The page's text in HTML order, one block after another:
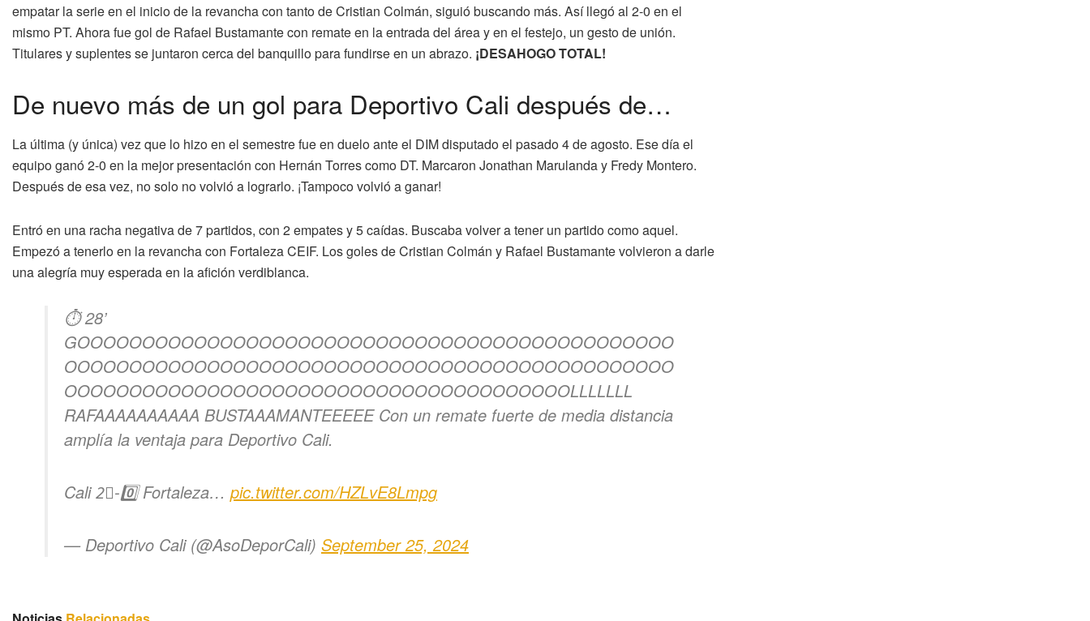
empatar la serie en el inicio de la revancha con tanto de Cristian Colmán, siguió buscando más. Así llegó al 2-0 en el
mismo PT. Ahora fue gol de Rafael Bustamante con remate en la entrada del área y en el festejo, un gesto de unión.
Titulares y suplentes se juntaron cerca del banquillo para fundirse en un abrazo. ¡DESAHOGO TOTAL!
De nuevo más de un gol para Deportivo Cali después de…
La última (y única) vez que lo hizo en el semestre fue en duelo ante el DIM disputado el pasado 4 de agosto. Ese día el
equipo ganó 2-0 en la mejor presentación con Hernán Torres como DT. Marcaron Jonathan Marulanda y Fredy Montero.
Después de esa vez, no solo no volvió a lograrlo. ¡Tampoco volvió a ganar!
Entró en una racha negativa de 7 partidos, con 2 empates y 5 caídas. Buscaba volver a tener un partido como aquel.
Empezó a tenerlo en la revancha con Fortaleza CEIF. Los goles de Cristian Colmán y Rafael Bustamante volvieron a darle
una alegría muy esperada en la afición verdiblanca.
⏱️ 28’
GOOOOOOOOOOOOOOOOOOOOOOOOOOOOOOOOOOOOOOOOOOOOOO
OOOOOOOOOOOOOOOOOOOOOOOOOOOOOOOOOOOOOOOOOOOOOOO
OOOOOOOOOOOOOOOOOOOOOOOOOOOOOOOOOOOOOOOLLLLLLL
RAFAAAAAAAAAA BUSTAAAMANTEEEEE Con un remate fuerte de media distancia
amplía la ventaja para Deportivo Cali.
Cali 2⃣-0️⃣ Fortaleza… pic.twitter.com/HZLvE8Lmpg
— Deportivo Cali (@AsoDeporCali) September 25, 2024